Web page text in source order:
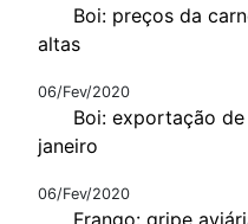
Boi: preços da
altas
06/Fev/2020
Boi: exportação
janeiro
06/Fev/2020
Frango: gripe